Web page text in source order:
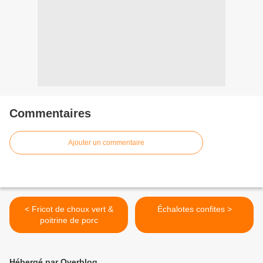
Commentaires
Ajouter un commentaire
< Fricot de choux vert &
poitrine de porc
Échalotes confites >